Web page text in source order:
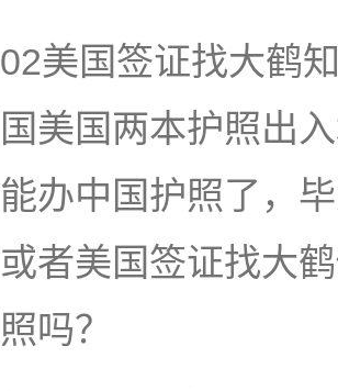
02美国签证找大鹤
国美国两本护照出
能办中国护照了，
或者美国签证找大
照吗？